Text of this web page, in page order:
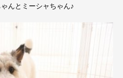
んとミーシャちゃん♪